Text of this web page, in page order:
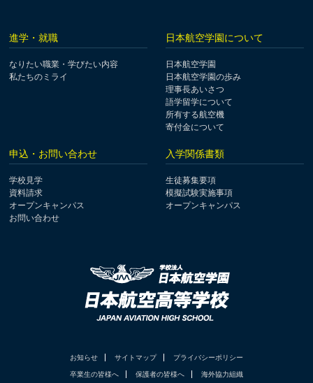
進学・就職
なりたい職業・学びたい内容
私たちのミライ
日本航空学園について
日本航空学園
日本航空学園の歩み
理事長あいさつ
語学留学について
所有する航空機
寄付金について
申込・お問い合わせ
学校見学
資料請求
オープンキャンパス
お問い合わせ
入学関係書類
生徒募集要項
模擬試験実施事項
オープンキャンパス
お知らせ サイトマップ プライバシーポリシー
卒業生の皆様へ 保護者の皆様へ 海外協力組織